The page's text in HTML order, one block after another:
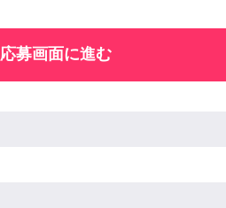
応募画面に進む